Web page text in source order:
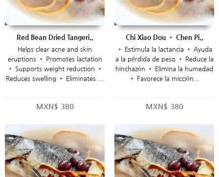
Red Bean Dried Tangeri..
Helps clear acne and skin
eruptions • Promotes lactation
• Supports weight reduction •
Reduces swelling • Eliminates ...
MXN$ 380
Chi Xiao Dou • Chen Pi..
• Estimula la lactancia • Ayuda
a la pérdida de peso • Reduce la
hinchazón • Elimina la humedad
• Favorece la micción...
MXN$ 380